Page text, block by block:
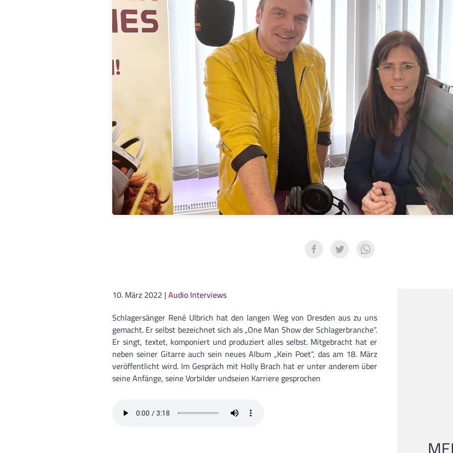
10. März 2022 | Audio Interviews
Schlagersänger René Ulbrich hat den langen Weg von Dresden aus zu uns
gemacht. Er selbst bezeichnet sich als „One Man Show der Schlagerbranche“.
Er singt, textet, komponiert und produziert alles selbst. Mitgebracht hat er
neben seiner Gitarre auch sein neues Album „Kein Poet“, das am 18. März
veröffentlicht wird. Im Gespräch mit Holly Brach hat er unter anderem über
seine Anfänge, seine Vorbilder undseien Karriere gesprochen